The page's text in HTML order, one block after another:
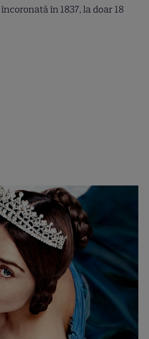
în 1837, la doar 18